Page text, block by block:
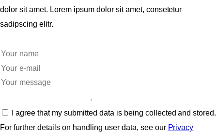
dolor sit amet. Lorem ipsum dolor sit amet, consetetur
sadipscing elitr.
I agree that my submitted data is being collected and stored.
For further details on handling user data, see our Privacy